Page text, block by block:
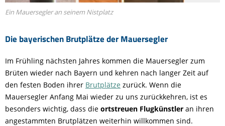
Die bayerischen Brutplätze der Mauersegler
Ein Mauersegler an seinem Nistplatz
Im Frühling nächsten Jahres kommen die Mauersegler zum
Brüten wieder nach Bayern und kehren nach langer Zeit auf
den festen Boden ihrer Brutplätze zurück. Wenn die
Mauersegler Anfang Mai wieder zu uns zurückkehren, ist es
besonders wichtig, dass die ortstreuen Flugkünstler an ihren
angestammten Brutplätzen weiterhin willkommen sind.